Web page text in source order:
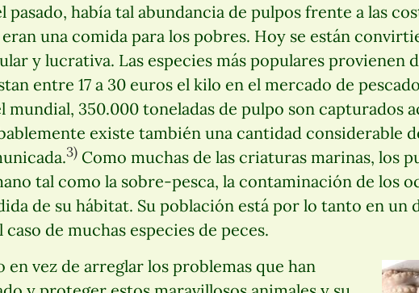
pasado, había tal abundancia de pulpos frente a las
una comida para los pobres. Hoy se están
y lucrativa. Las especies más populares provienen
entre 17 a 30 euros el kilo en el mercado de
mundial, 350.000 toneladas de pulpo son capturados
existe también una cantidad considerable
3) Como muchas de las criaturas marinas, los
tal como la sobre-pesca, la contaminación de los
de su hábitat. Su población está por lo tanto en un
caso de muchas especies de peces.
en vez de arreglar los problemas que han